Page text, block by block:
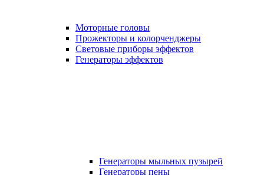
Моторные головы
Прожекторы и колорченджеры
Световые приборы эффектов
Генераторы эффектов
Генераторы мыльных пузырей
Генераторы пены